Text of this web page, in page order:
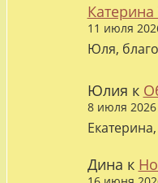
Катерина
11 июля
Юля,
Юлия к
8 июля 2026
Дина к